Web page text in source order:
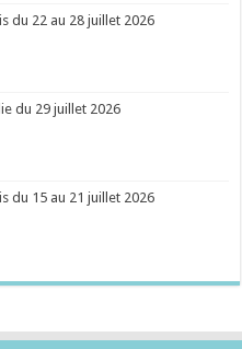
du 22 au 28 juillet 2026
du 29 juillet 2026
du 15 au 21 juillet 2026